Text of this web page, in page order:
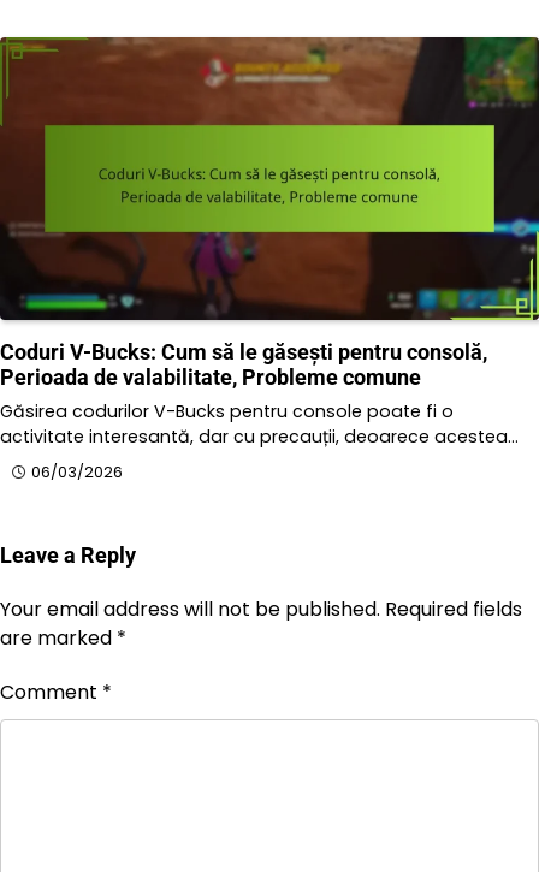
Coduri V-Bucks: Cum să le găsești pentru consolă,
Perioada de valabilitate, Probleme comune
Găsirea codurilor V-Bucks pentru console poate fi o
activitate interesantă, dar cu precauții, deoarece acestea…
06/03/2026
Leave a Reply
Your email address will not be published. Required fields
are marked *
Comment *